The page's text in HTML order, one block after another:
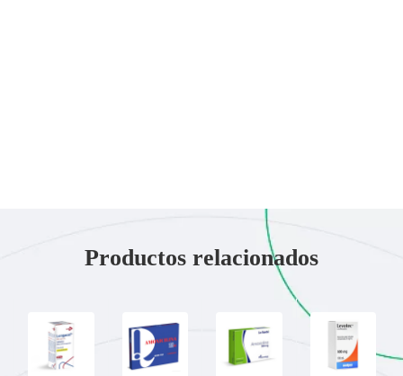
Productos relacionados